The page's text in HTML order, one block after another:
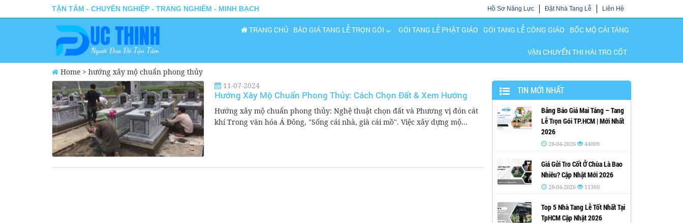
TẬN TÂM - CHUYÊN NGHIỆP - TRANG NGHIÊM - MINH BẠCH Hồ Sơ Năng Lực Đặt Nhà Tang Lễ Liên Hệ
TRANG CHỦ BÁO GIÁ TANG LỄ TRỌN GÓI GÓI TANG LỄ PHẬT GIÁO GÓI TANG LỄ CÔNG GIÁO BỐC MỘ CẢI TÁNG
VẬN CHUYỂN THI HÀI TRO CỐT
Home > hướng xây mộ chuẩn phong thủy
11-07-2024
Hướng Xây Mộ Chuẩn Phong Thủy: Cách Chọn Đất & Xem Hướng
Hướng xây mộ chuẩn phong thủy: Nghệ thuật chọn đất và Phương vị đón cát
khí Trong văn hóa Á Đông, "Sống cái nhà, già cái mồ". Việc xây dựng mộ...
TIN MỚI NHẤT
Bảng Báo Giá Mai Táng – Tang
Lễ Trọn Gói TP.HCM | Mới Nhất
2026
28-04-2026 44009
Giá Gửi Tro Cốt Ở Chùa Là Bao
Nhiêu? Cập Nhật Mới 2026
28-04-2026 11360
Top 5 Nhà Tang Lễ Tốt Nhất Tại
TpHCM Cập Nhật 2026